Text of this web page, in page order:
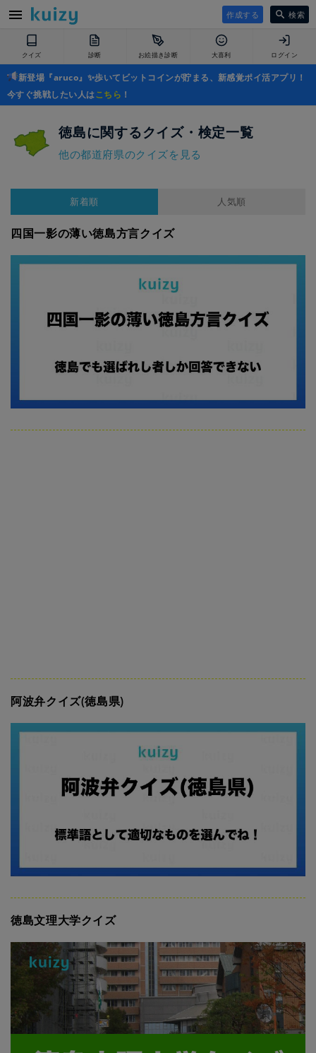
作成する 検索
クイズ 診断 お絵描き診断 大喜利 ログイン
新登場『aruco』✨歩いてビットコインが貯まる、新感覚ポイ活アプリ！
今すぐ挑戦したい人はこちら ！
徳島に関するクイズ・検定一覧
他の都道府県のクイズを見る
新着順 人気順
四国一影の薄い徳島方言クイズ
阿波弁クイズ(徳島県)
徳島文理大学クイズ